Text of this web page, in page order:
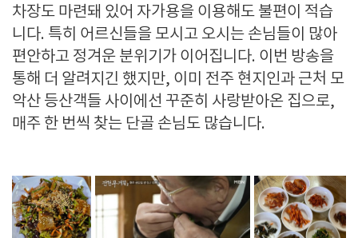
차장도 마련돼 있어 자가용을 이용해도 불편이 적습
니다. 특히 어르신들을 모시고 오시는 손님들이 많아
편안하고 정겨운 분위기가 이어집니다. 이번 방송을
통해 더 알려지긴 했지만, 이미 전주 현지인과 근처 모
악산 등산객들 사이에선 꾸준히 사랑받아온 집으로,
매주 한 번씩 찾는 단골 손님도 많습니다.